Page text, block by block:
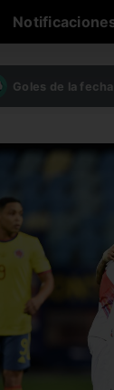
Goles de la fecha